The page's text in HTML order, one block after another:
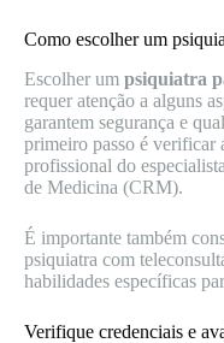
Como escolher um
Escolher um psiquiatra
requer atenção a alguns
garantem segurança e
primeiro passo é verificar
profissional do
de Medicina (CRM).
É importante também
psiquiatra com
habilidades específicas
Verifique credenciais e